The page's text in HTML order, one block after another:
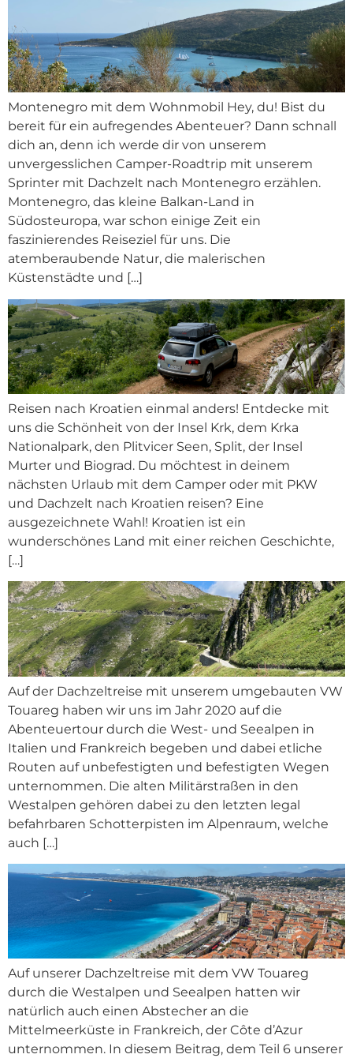
Montenegro mit dem Wohnmobil Hey, du! Bist du
bereit für ein aufregendes Abenteuer? Dann schnall
dich an, denn ich werde dir von unserem
unvergesslichen Camper-Roadtrip mit unserem
Sprinter mit Dachzelt nach Montenegro erzählen.
Montenegro, das kleine Balkan-Land in
Südosteuropa, war schon einige Zeit ein
faszinierendes Reiseziel für uns. Die
atemberaubende Natur, die malerischen
Küstenstädte und […]
Reisen nach Kroatien einmal anders! Entdecke mit
uns die Schönheit von der Insel Krk, dem Krka
Nationalpark, den Plitvicer Seen, Split, der Insel
Murter und Biograd. Du möchtest in deinem
nächsten Urlaub mit dem Camper oder mit PKW
und Dachzelt nach Kroatien reisen? Eine
ausgezeichnete Wahl! Kroatien ist ein
wunderschönes Land mit einer reichen Geschichte,
[…]
Auf der Dachzeltreise mit unserem umgebauten VW
Touareg haben wir uns im Jahr 2020 auf die
Abenteuertour durch die West- und Seealpen in
Italien und Frankreich begeben und dabei etliche
Routen auf unbefestigten und befestigten Wegen
unternommen. Die alten Militärstraßen in den
Westalpen gehören dabei zu den letzten legal
befahrbaren Schotterpisten im Alpenraum, welche
auch […]
Auf unserer Dachzeltreise mit dem VW Touareg
durch die Westalpen und Seealpen hatten wir
natürlich auch einen Abstecher an die
Mittelmeerküste in Frankreich, der Côte d’Azur
unternommen. In diesem Beitrag, dem Teil 6 unserer